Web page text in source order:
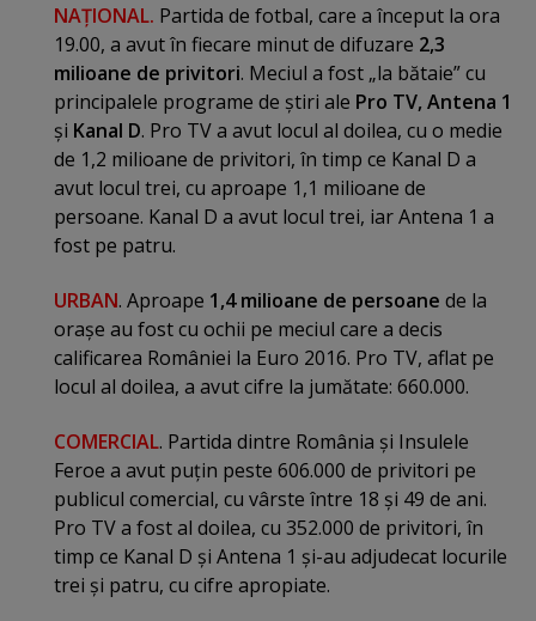
NAŢIONAL. Partida de fotbal, care a început la ora
19.00, a avut în fiecare minut de difuzare 2,3
milioane de privitori. Meciul a fost „la bătaie” cu
principalele programe de ştiri ale Pro TV, Antena 1
şi Kanal D. Pro TV a avut locul al doilea, cu o medie
de 1,2 milioane de privitori, în timp ce Kanal D a
avut locul trei, cu aproape 1,1 milioane de
persoane. Kanal D a avut locul trei, iar Antena 1 a
fost pe patru.
URBAN. Aproape 1,4 milioane de persoane de la
oraşe au fost cu ochii pe meciul care a decis
calificarea României la Euro 2016. Pro TV, aflat pe
locul al doilea, a avut cifre la jumătate: 660.000.
COMERCIAL. Partida dintre România şi Insulele
Feroe a avut puţin peste 606.000 de privitori pe
publicul comercial, cu vârste între 18 şi 49 de ani.
Pro TV a fost al doilea, cu 352.000 de privitori, în
timp ce Kanal D şi Antena 1 şi-au adjudecat locurile
trei şi patru, cu cifre apropiate.